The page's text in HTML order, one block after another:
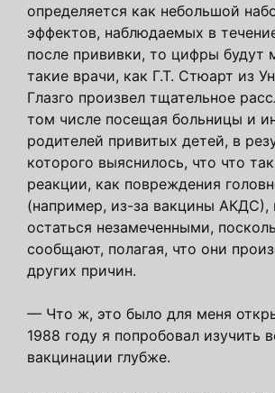
определяется как небольшой
эффектов, наблюдаемых в
после прививки, то цифры будут
такие врачи, как Г.Т. Стюарт из
Глазго произвел тщательное
том числе посещая больницы и
родителей привитых детей, в
которого выяснилось, что что
реакции, как повреждения
(например, из-за вакцины АКДС),
остаться незамеченными,
сообщают, полагая, что они
других причин.
— Что ж, это было для меня
1988 году я попробовал изучить
вакцинации глубже.